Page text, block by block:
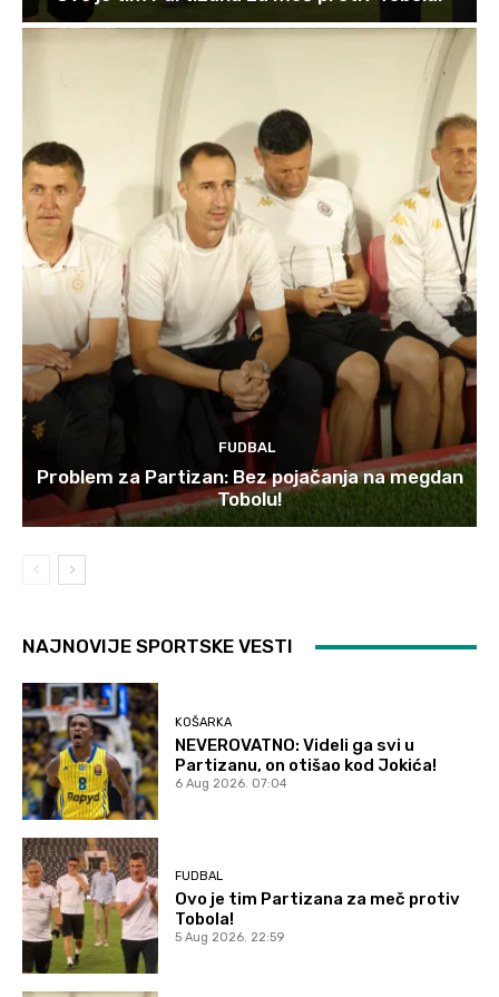
FUDBAL
Problem za Partizan: Bez pojačanja na megdan
Tobolu!
NAJNOVIJE SPORTSKE VESTI
KOŠARKA
NEVEROVATNO: Videli ga svi u
Partizanu, on otišao kod Jokića!
6 Aug 2026. 07:04
FUDBAL
Ovo je tim Partizana za meč protiv
Tobola!
5 Aug 2026. 22:59